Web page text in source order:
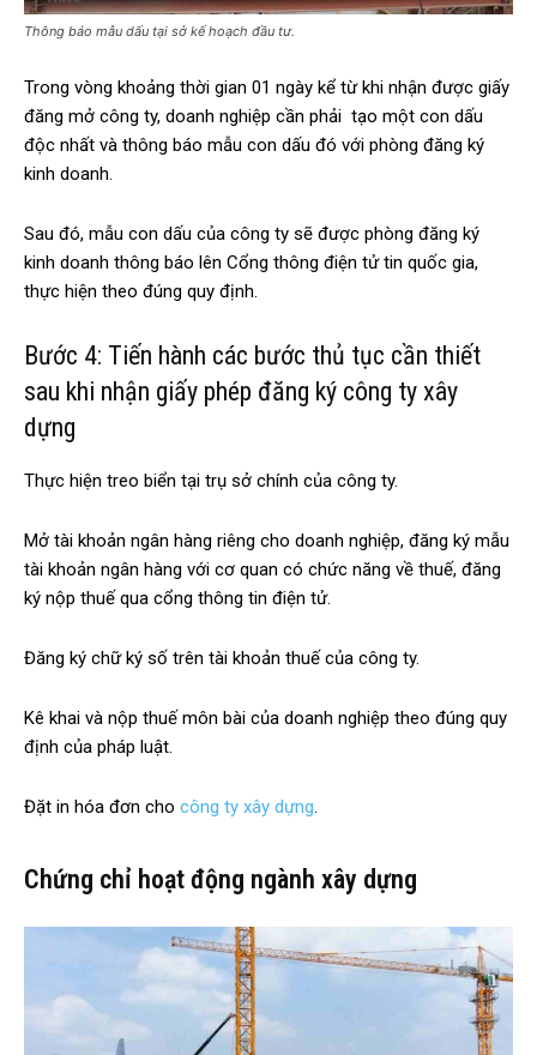
Thông báo mẫu dấu tại sở kế hoạch đầu tư.
Trong vòng khoảng thời gian 01 ngày kể từ khi nhận được giấy
đăng mở công ty, doanh nghiệp cần phải tạo một con dấu
độc nhất và thông báo mẫu con dấu đó với phòng đăng ký
kinh doanh.
Sau đó, mẫu con dấu của công ty sẽ được phòng đăng ký
kinh doanh thông báo lên Cổng thông điện tử tin quốc gia,
thực hiện theo đúng quy định.
Bước 4: Tiến hành các bước thủ tục cần thiết
sau khi nhận giấy phép đăng ký công ty xây
dựng
Thực hiện treo biển tại trụ sở chính của công ty.
Mở tài khoản ngân hàng riêng cho doanh nghiệp, đăng ký mẫu
tài khoản ngân hàng với cơ quan có chức năng về thuế, đăng
ký nộp thuế qua cổng thông tin điện tử.
Đăng ký chữ ký số trên tài khoản thuế của công ty.
Kê khai và nộp thuế môn bài của doanh nghiệp theo đúng quy
định của pháp luật.
Đặt in hóa đơn cho công ty xây dựng.
Chứng chỉ hoạt động ngành xây dựng